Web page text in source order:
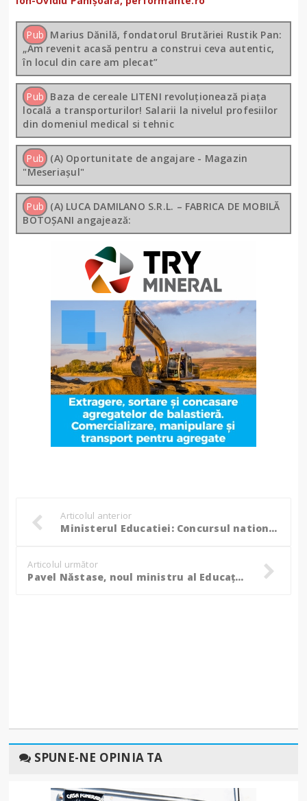
Pub Marius Dănilă, fondatorul Brutăriei Rustik Pan:
„Am revenit acasă pentru a construi ceva autentic,
în locul din care am plecat”
Pub Baza de cereale LITENI revoluționează piața
locală a transporturilor! Salarii la nivelul profesiilor
din domeniul medical si tehnic
Pub (A) Oportunitate de angajare - Magazin
"Meseriașul"
Pub (A) LUCA DAMILANO S.R.L. – FABRICA DE MOBILĂ
BOTOȘANI angajează:
Articolul anterior
Ministerul Educatiei: Concursul national de dezbateri "Tinerii dezbat" devine olimpiada nationala
Articolul următor
Pavel Năstase, noul ministru al Educației, este unul dintre cei mai bogați profesori din România
SPUNE-NE OPINIA TA